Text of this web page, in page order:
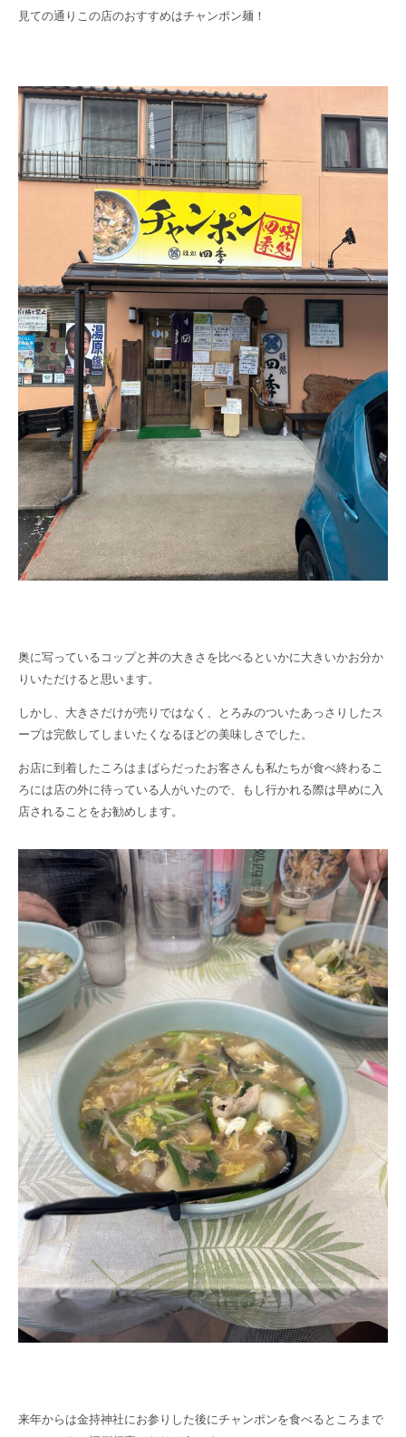
見ての通りこの店のおすすめはチャンポン麺！
奥に写っているコップと丼の大きさを比べるといかに大きいかお分か
りいただけると思います。
しかし、大きさだけが売りではなく、とろみのついたあっさりしたス
ープは完飲してしまいたくなるほどの美味しさでした。
お店に到着したころはまばらだったお客さんも私たちが食べ終わるこ
ろには店の外に待っている人がいたので、もし行かれる際は早めに入
店されることをお勧めします。
来年からは金持神社にお参りした後にチャンポンを食べるところまで